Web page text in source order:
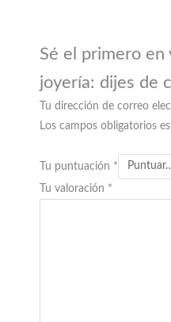
Sé el primero en
joyería: dijes de
Tu dirección de correo
Los campos obligatorios
Tu puntuación *
Tu valoración *